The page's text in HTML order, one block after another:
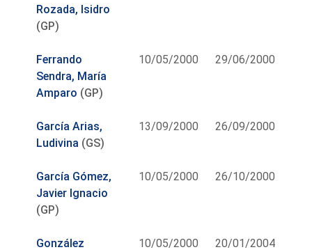
Rozada, Isidro
(GP)
Ferrando
Sendra, María
Amparo (GP)
10/05/2000 29/06/2000
García Arias,
Ludivina (GS)
13/09/2000 26/09/2000
García Gómez,
Javier Ignacio
(GP)
10/05/2000 26/10/2000
González
10/05/2000 20/01/2004